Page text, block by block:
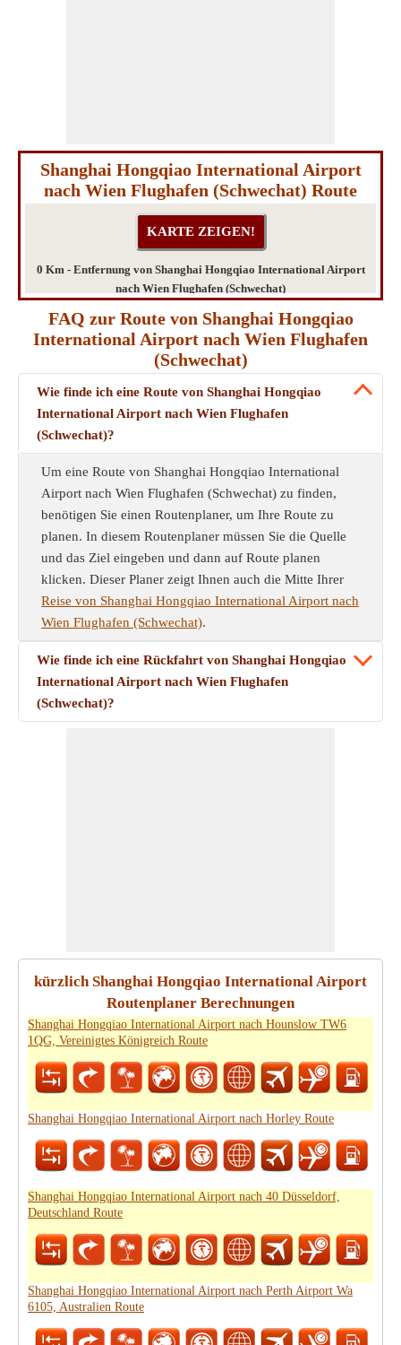
Shanghai Hongqiao International Airport
nach Wien Flughafen (Schwechat) Route
0 Km - Entfernung von Shanghai Hongqiao International Airport
nach Wien Flughafen (Schwechat)
FAQ zur Route von Shanghai Hongqiao
International Airport nach Wien Flughafen
(Schwechat)
Wie finde ich eine Route von Shanghai Hongqiao
International Airport nach Wien Flughafen
(Schwechat)?
Um eine Route von Shanghai Hongqiao International
Airport nach Wien Flughafen (Schwechat) zu finden,
benötigen Sie einen Routenplaner, um Ihre Route zu
planen. In diesem Routenplaner müssen Sie die Quelle
und das Ziel eingeben und dann auf Route planen
klicken. Dieser Planer zeigt Ihnen auch die Mitte Ihrer
Reise von Shanghai Hongqiao International Airport nach
Wien Flughafen (Schwechat).
Wie finde ich eine Rückfahrt von Shanghai Hongqiao
International Airport nach Wien Flughafen
(Schwechat)?
kürzlich Shanghai Hongqiao International Airport
Routenplaner Berechnungen
Shanghai Hongqiao International Airport nach Hounslow TW6
1QG, Vereinigtes Königreich Route
Shanghai Hongqiao International Airport nach Horley Route
Shanghai Hongqiao International Airport nach 40 Düsseldorf,
Deutschland Route
Shanghai Hongqiao International Airport nach Perth Airport Wa
6105, Australien Route